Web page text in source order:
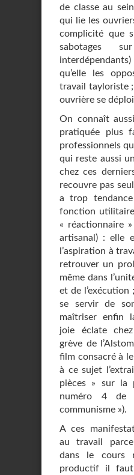
de classe au
qui lie les
complicité que
sabotages
qu’elle les
travail tayloriste
ouvrière se
On connaît
pratiquée plus
professionnels
qui reste aussi
chez ces
recouvre pas
a trop
fonction
« réactionnaire
artisanal) : elle
l’aspiration à
retrouver un
même dans
et de
se servir de
maîtriser enfin
joie éclate
grève de
film consacré à
à ce sujet
pièces » sur la
numéro 4 de
communisme »).
A ces
au travail
dans le cours
productif il